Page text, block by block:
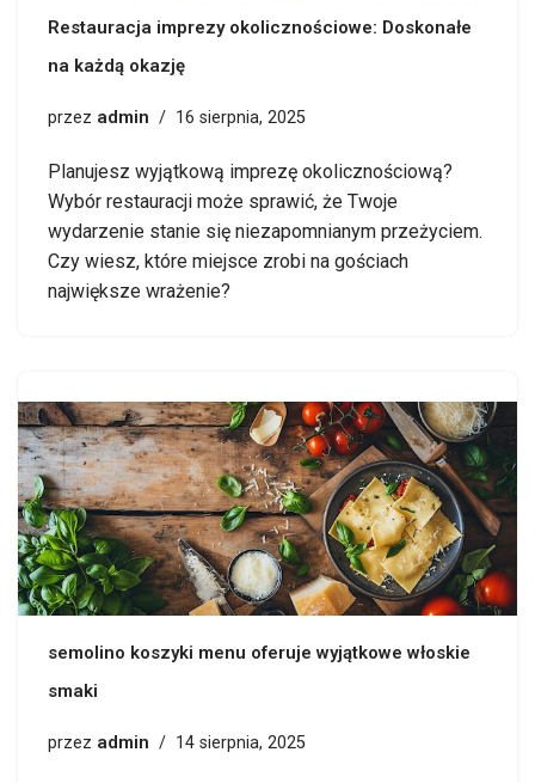
Restauracja imprezy okolicznościowe: Doskonałe
na każdą okazję
przez admin 16 sierpnia, 2025
Planujesz wyjątkową imprezę okolicznościową?
Wybór restauracji może sprawić, że Twoje
wydarzenie stanie się niezapomnianym przeżyciem.
Czy wiesz, które miejsce zrobi na gościach
największe wrażenie?
semolino koszyki menu oferuje wyjątkowe włoskie
smaki
przez admin 14 sierpnia, 2025